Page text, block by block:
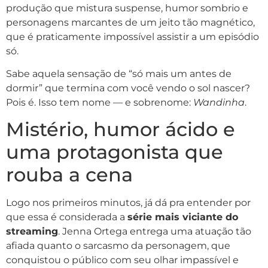
produção que mistura suspense, humor sombrio e
personagens marcantes de um jeito tão magnético,
que é praticamente impossível assistir a um episódio
só.
Sabe aquela sensação de “só mais um antes de
dormir” que termina com você vendo o sol nascer?
Pois é. Isso tem nome — e sobrenome: Wandinha.
Mistério, humor ácido e
uma protagonista que
rouba a cena
Logo nos primeiros minutos, já dá pra entender por
que essa é considerada a série mais viciante do
streaming. Jenna Ortega entrega uma atuação tão
afiada quanto o sarcasmo da personagem, que
conquistou o público com seu olhar impassível e